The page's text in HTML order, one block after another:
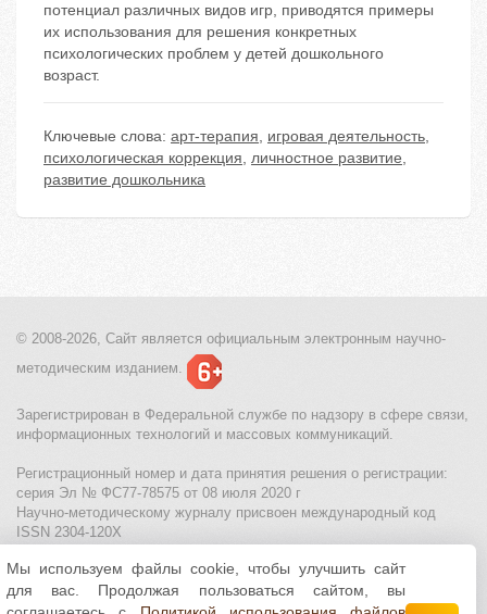
потенциал различных видов игр, приводятся примеры
их использования для решения конкретных
психологических проблем у детей дошкольного
возраст.
Ключевые слова: арт-терапия, игровая деятельность,
психологическая коррекция, личностное развитие,
развитие дошкольника
© 2008-2026, Сайт является официальным электронным научно-
методическим изданием.
Зарегистрирован в Федеральной службе по надзору в сфере связи,
информационных технологий и массовых коммуникаций.
Регистрационный номер и дата принятия решения о регистрации:
серия Эл № ФС77-78575 от 08 июля 2020 г
Научно-методическому журналу присвоен международный код
ISSN 2304-120X
МЦИТО|Школьные олимпиады и онлайн конкурсы для детей
Политика использования файлов cookie| Политика обработки и
защиты персональных данных
Мы используем файлы cookie, чтобы улучшить сайт
для вас. Продолжая пользоваться сайтом, вы